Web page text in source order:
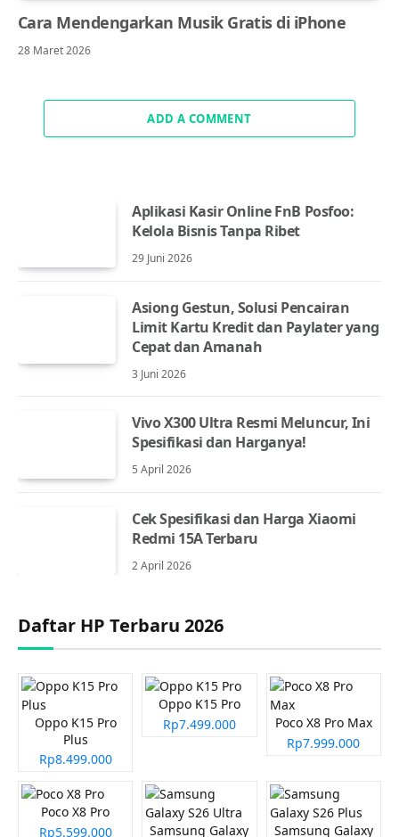
Cara Mendengarkan Musik Gratis di iPhone
28 Maret 2026
ADD A COMMENT
Aplikasi Kasir Online FnB Posfoo:
Kelola Bisnis Tanpa Ribet
29 Juni 2026
Asiong Gestun, Solusi Pencairan
Limit Kartu Kredit dan Paylater yang
Cepat dan Amanah
3 Juni 2026
Vivo X300 Ultra Resmi Meluncur, Ini
Spesifikasi dan Harganya!
5 April 2026
Cek Spesifikasi dan Harga Xiaomi
Redmi 15A Terbaru
2 April 2026
Daftar HP Terbaru 2026
Oppo K15 Pro
Plus
Rp8.499.000
Oppo K15 Pro
Rp7.499.000
Poco X8 Pro Max
Rp7.999.000
Poco X8 Pro
Rp5.599.000
Samsung Galaxy Samsung Galaxy